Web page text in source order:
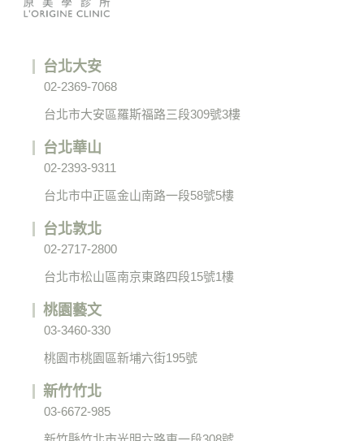
台北大安
02-2369-7068
台北市大安區羅斯福路三段309號3樓
台北華山
02-2393-9311
台北市中正區金山南路一段58號5樓
台北敦北
02-2717-2800
台北市松山區南京東路四段15號1樓
桃園藝文
03-3460-330
桃園市桃園區新埔六街195號
新竹竹北
03-6672-985